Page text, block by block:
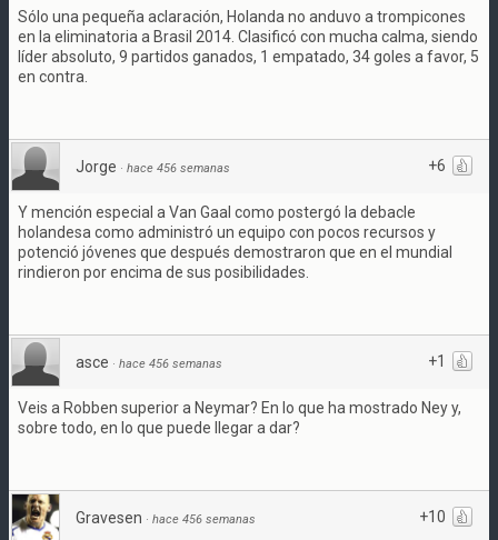
Sólo una pequeña aclaración, Holanda no anduvo a trompicones
en la eliminatoria a Brasil 2014. Clasificó con mucha calma, siendo
líder absoluto, 9 partidos ganados, 1 empatado, 34 goles a favor, 5
en contra.
+6
Jorge · hace 456 semanas
Y mención especial a Van Gaal como postergó la debacle
holandesa como administró un equipo con pocos recursos y
potenció jóvenes que después demostraron que en el mundial
rindieron por encima de sus posibilidades.
+1
asce · hace 456 semanas
Veis a Robben superior a Neymar? En lo que ha mostrado Ney y,
sobre todo, en lo que puede llegar a dar?
+10
Gravesen · hace 456 semanas